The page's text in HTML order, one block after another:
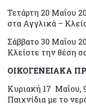
Τετάρτη 20 Μαΐου
στα Αγγλικά –
Σάββατο 30 Μαΐου
Κλείστε την θέση
ΟΙΚΟΓΕΝΕΙΑΚΑ
Κυριακή 17 Μαΐου,
Παιχνίδια με το